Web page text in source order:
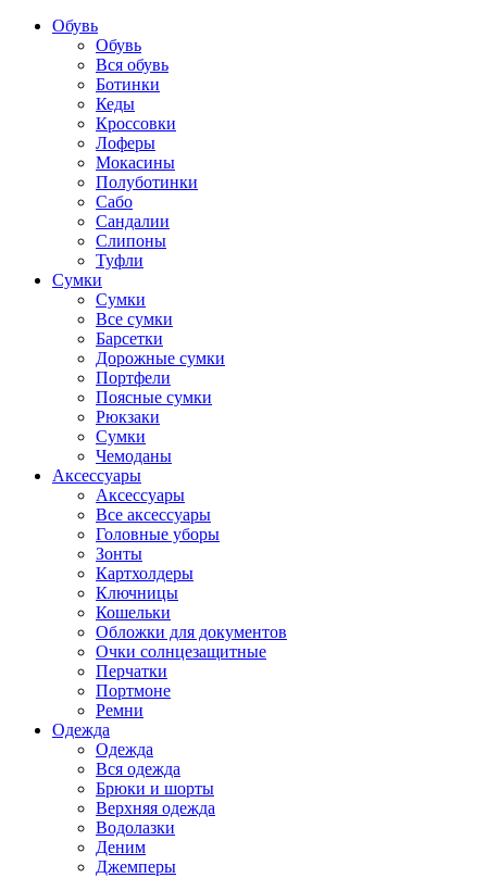
Обувь
Обувь
Вся обувь
Ботинки
Кеды
Кроссовки
Лоферы
Мокасины
Полуботинки
Сабо
Сандалии
Слипоны
Туфли
Сумки
Сумки
Все сумки
Барсетки
Дорожные сумки
Портфели
Поясные сумки
Рюкзаки
Сумки
Чемоданы
Аксессуары
Аксессуары
Все аксессуары
Головные уборы
Зонты
Картхолдеры
Ключницы
Кошельки
Обложки для документов
Очки солнцезащитные
Перчатки
Портмоне
Ремни
Одежда
Одежда
Вся одежда
Брюки и шорты
Верхняя одежда
Водолазки
Деним
Джемперы